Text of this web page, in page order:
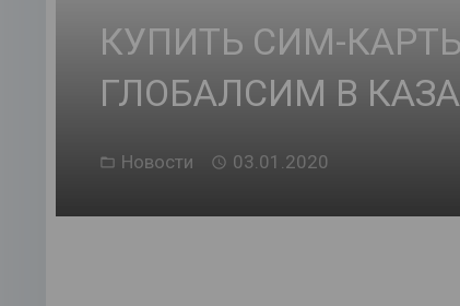
КУПИТЬ СИМ-КАРТЫ
ГЛОБАЛСИМ В
Новости 03.01.2020